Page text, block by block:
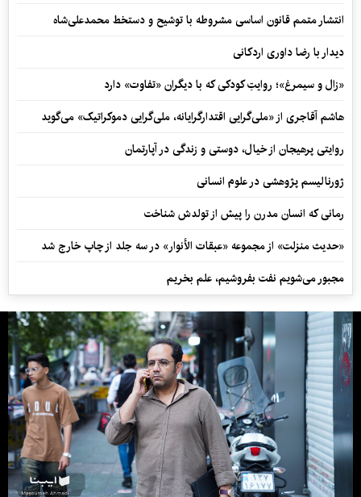
انتشار متمم قانون اساسی مشروطه با توشیح و دستخط محمدعلی‌شاه
دیدار با رضا داوری اردکانی
«زال و سیمرغ»؛ روایتِ کودکی که با دیگران «تفاوت» دارد
هاشم آقاجری از «ملی‌گرایی اقتدارگرایانه، ملی‌گرایی دموکراتیک» می‌گوید
روایتی پرهیجان از خیال، دوستی و زندگی در آپارتمان
ژورنالیسم پژوهشی در علوم انسانی
رمانی که انسان مدرن را پیش از تولدش شناخت
«حدیث منزلت» از مجموعه «عبقات الأنوار» در سه جلد از چاپ خارج شد
مجبور می‌شویم نفت بفروشیم، علم بخریم